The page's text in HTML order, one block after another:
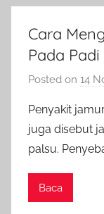
Cara
Pada Padi
Posted on 14
Penyakit
juga disebut
palsu.
Baca